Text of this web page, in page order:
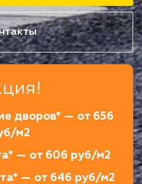
дворов* — от 656
м2
— от 606 руб/м2
— от 646 руб/м2